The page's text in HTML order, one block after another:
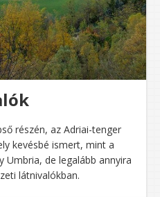
részén, az Adriai-tenger
kevésbé ismert, mint a
Umbria, de legalább annyira
látnivalókban.